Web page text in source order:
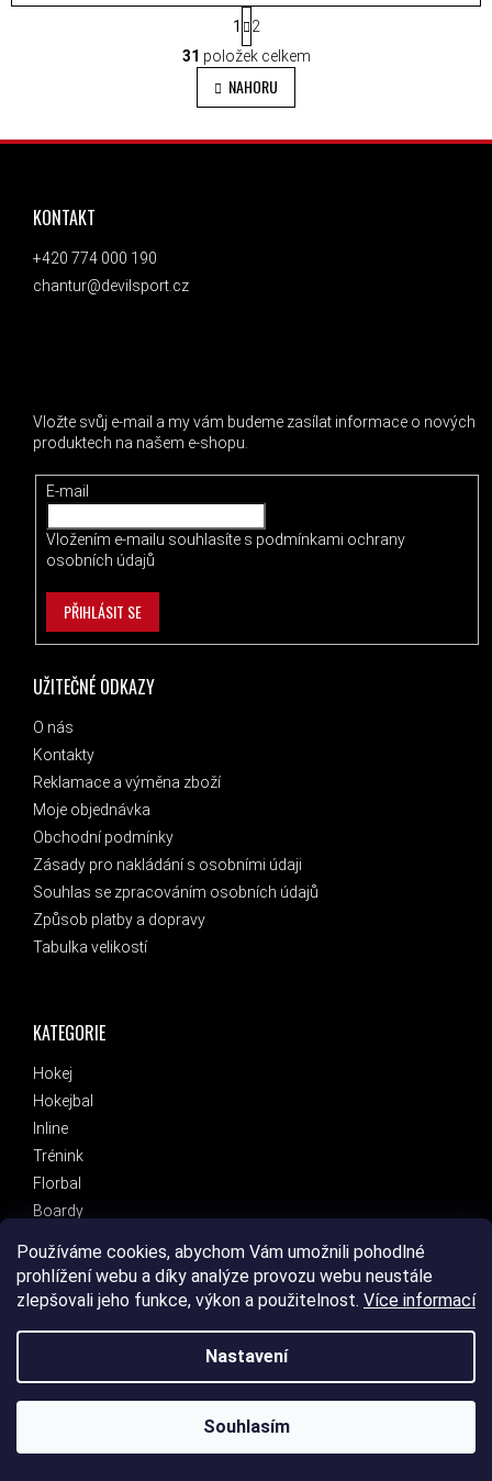
Používáme cookies, abychom Vám umožnili pohodlné
prohlížení webu a díky analýze provozu webu neustále
zlepšovali jeho funkce, výkon a použitelnost. Více informací
Nastavení
Souhlasím
OVLÁDACÍ PRVKY VÝPISU
STRÁNKOVÁNÍ
1
2
31 položek celkem
NAHORU
ZÁPATÍ
KATEGORIE
Hokej
Hokejbal
Inline
Trénink
Florbal
Boardy
Běh
Fans
Benzínové motocykly a čtyřkolky
UŽITEČNÉ ODKAZY
O nás
Kontakty
Reklamace a výměna zboží
Moje objednávka
Obchodní podmínky
Zásady pro nakládání s osobními údaji
Souhlas se zpracováním osobních údajů
Způsob platby a dopravy
Tabulka velikostí
OTEVÍRACÍ DOBA
KONTAKT
+420 774 000 190
chantur@devilsport.cz
Vložte svůj e-mail a my vám budeme zasílat informace o nových
produktech na našem e-shopu.
E-mail
Vložením e-mailu souhlasíte s podmínkami ochrany
osobních údajů
PŘIHLÁSIT SE